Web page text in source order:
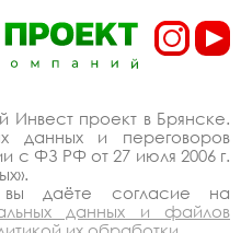
Инвест проект в Брянске.
данных и переговоров
с ФЗ РФ от 27 июля 2006 г.
вы даёте согласие на
данных и файлов